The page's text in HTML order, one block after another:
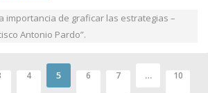
importancia de graficar las estrategias –
Antonio Pardo”.
4 5 6 7 … 10